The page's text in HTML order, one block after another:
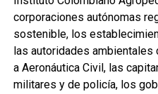
corporaciones autónomas
sostenible, los
las autoridades ambientales
a Aeronáutica Civil, las
militares y de policía, los